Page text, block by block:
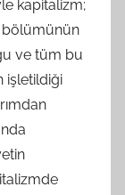
kapitalizm;
bölümünün
ve tüm bu
işletildiği